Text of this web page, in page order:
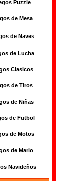
Puzzle
de Mesa
de Naves
de Lucha
Clasicos
de Tiros
de Niñas
de Futbol
de Motos
de Mario
Navideños